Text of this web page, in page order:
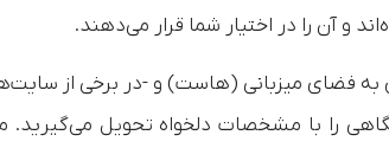
و آن را در اختیار شما قرار می‌دهند.
به فضای میزبانی (هاست) و -در برخی از
را با مشخصات دلخواه تحویل